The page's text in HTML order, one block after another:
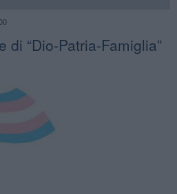
di “Dio-Patria-Famiglia”